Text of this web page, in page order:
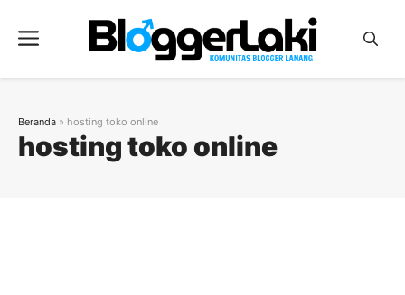
Menu
hosting toko online
Beranda » hosting toko online